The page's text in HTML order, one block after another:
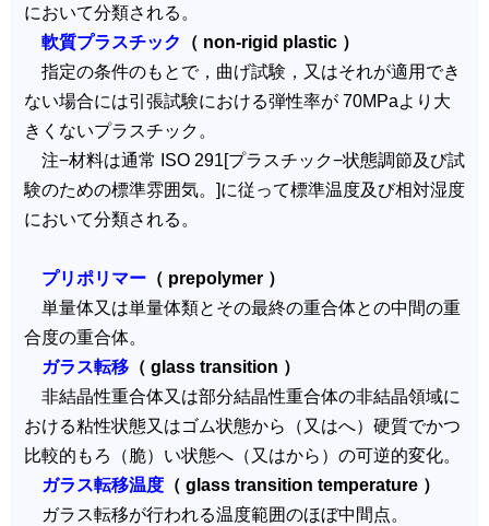
において分類される。
軟質プラスチック
（ non-rigid plastic ）
指定の条件のもとで，曲げ試験，又はそれが適用でき
ない場合には引張試験における弾性率が 70MPaより大
きくないプラスチック。
注−材料は通常 ISO 291[プラスチック−状態調節及び試
験のための標準雰囲気。]に従って標準温度及び相対湿度
において分類される。
プリポリマー （ prepolymer ）
単量体又は単量体類とその最終の重合体との中間の重
合度の重合体。
ガラス転移 （ glass transition ）
非結晶性重合体又は部分結晶性重合体の非結晶領域に
おける粘性状態又はゴム状態から（又はへ）硬質でかつ
比較的もろ（脆）い状態へ（又はから）の可逆的変化。
ガラス転移温度 （ glass transition temperature ）
ガラス転移が行われる温度範囲のほぼ中間点。